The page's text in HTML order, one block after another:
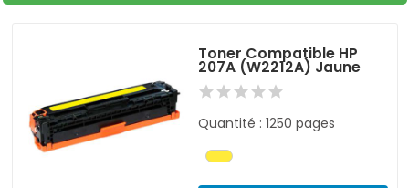
Toner Compatible HP
207A (W2212A) Jaune
Quantité : 1250 pages